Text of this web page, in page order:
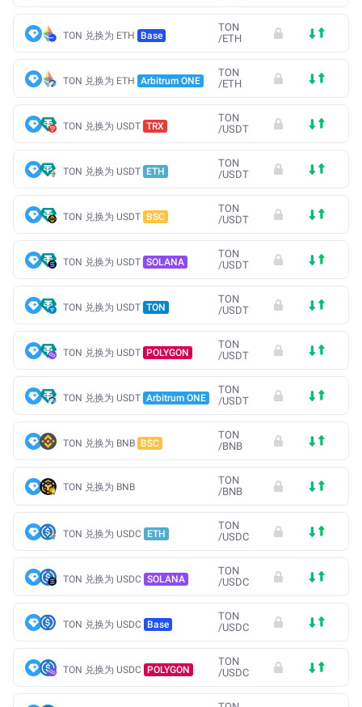
TON 兑换为 ETH Base
TON
/ETH
TON 兑换为 ETH Arbitrum ONE
TON
/ETH
TON 兑换为 USDT TRX
TON
/USDT
TON 兑换为 USDT ETH
TON
/USDT
TON 兑换为 USDT BSC
TON
/USDT
TON 兑换为 USDT SOLANA
TON
/USDT
TON 兑换为 USDT TON
TON
/USDT
TON 兑换为 USDT POLYGON
TON
/USDT
TON 兑换为 USDT Arbitrum ONE
TON
/USDT
TON 兑换为 BNB BSC
TON
/BNB
TON 兑换为 BNB
TON
/BNB
TON 兑换为 USDC ETH
TON
/USDC
TON 兑换为 USDC SOLANA
TON
/USDC
TON 兑换为 USDC Base
TON
/USDC
TON 兑换为 USDC POLYGON
TON
/USDC